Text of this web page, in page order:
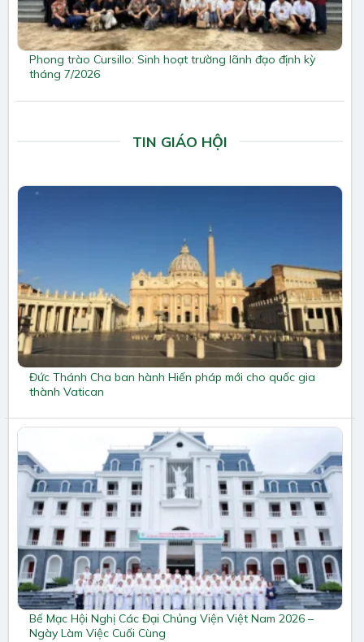
Phong trào Cursillo: Sinh hoạt trường lãnh đạo định kỳ
tháng 7/2026
TIN GIÁO HỘI
Đức Thánh Cha ban hành Hiến pháp mới cho quốc gia
thành Vatican
Bế Mạc Hội Nghị Các Đại Chủng Viện Việt Nam 2026 –
Ngày Làm Việc Cuối Cùng